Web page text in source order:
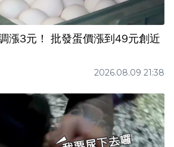
漲3元！ 批發蛋價漲到49元創近
2026.08.09 21:38